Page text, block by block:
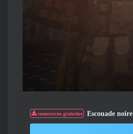
ressources gratuites Escouade noire